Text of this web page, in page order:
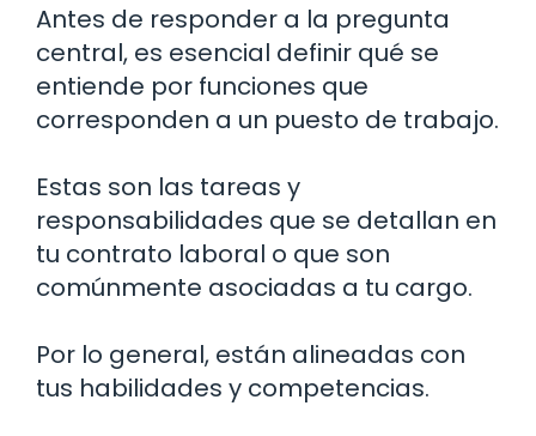
Antes de responder a la pregunta
central, es esencial definir qué se
entiende por funciones que
corresponden a un puesto de trabajo.
Estas son las tareas y
responsabilidades que se detallan en
tu contrato laboral o que son
comúnmente asociadas a tu cargo.
Por lo general, están alineadas con
tus habilidades y competencias.